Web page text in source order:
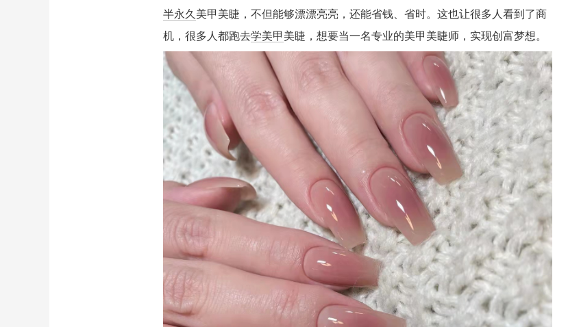
半永久 美甲美睫，不但能够漂漂亮亮，还能省钱、省时。这也让很多人看到了商
机，很多人都跑去学美甲 美睫，想要当一名专业的美甲美睫师，实现创富梦想。